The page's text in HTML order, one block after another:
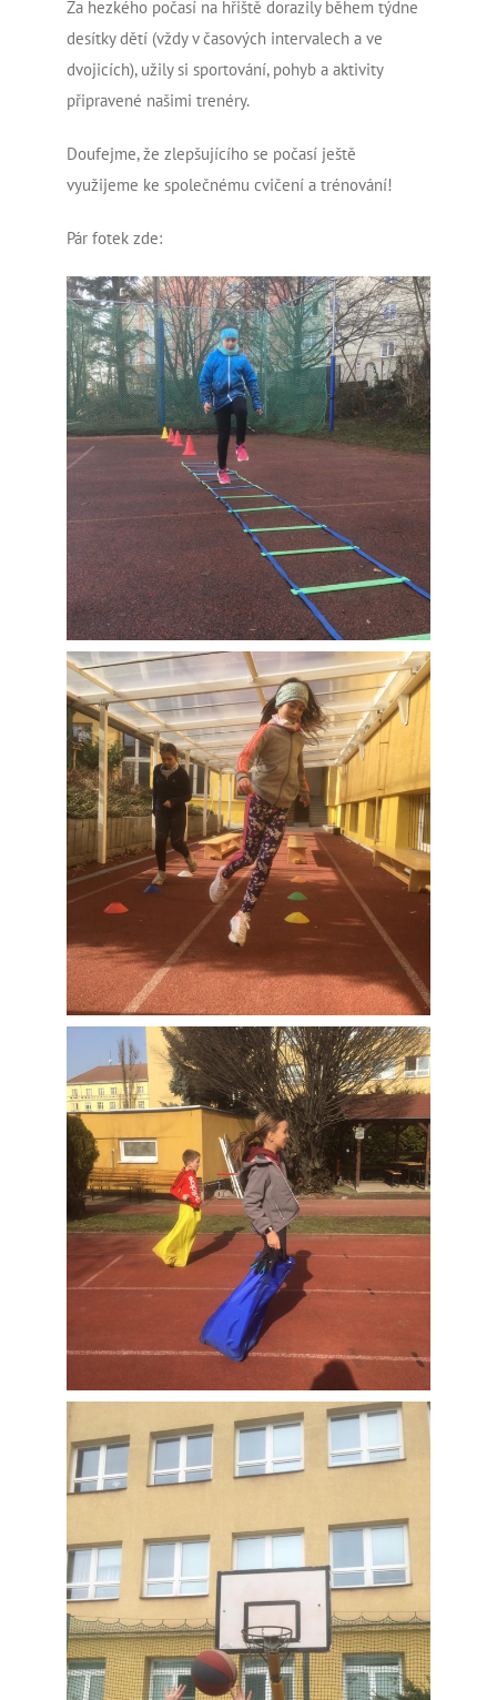
Za hezkého počasí na hřiště dorazily během týdne
desítky dětí (vždy v časových intervalech a ve
dvojicích), užily si sportování, pohyb a aktivity
připravené našimi trenéry.
Doufejme, že zlepšujícího se počasí ještě
využijeme ke společnému cvičení a trénování!
Pár fotek zde: